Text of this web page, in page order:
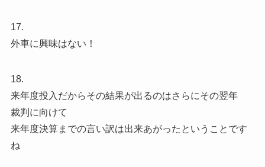
17.
外車に興味はない！
18.
来年度投入だからその結果が出るのはさらにその翌年
裁判に向けて
来年度決算までの言い訳は出来あがったということです
ね